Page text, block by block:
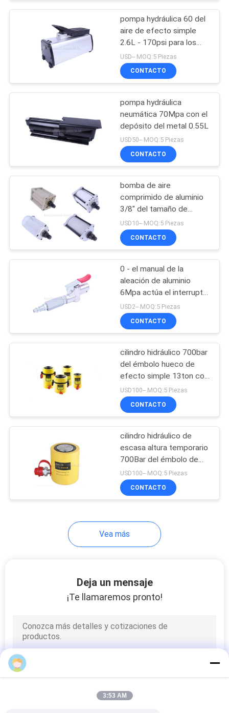
válvula de chorro de
pulso
Pompa hydráulica
del aire
Vibrador neumático
Cilindro neumático
del aire
60
tratamiento de la
Accesorios de tubo
neumático
extractor hydráulico
pompa hydráulica 60 del
aire de efecto simple
2.6L - 170psi para los
extractores hydráulicos
USD-- MOQ:5 Piezas
CONTACTO
pompa hydráulica
neumática 70Mpa con el
depósito del metal 0.55L
USD50-- MOQ:5 Piezas
CONTACTO
bomba de aire
comprimido de aluminio
3/8" del tamaño de
diámetro interior de 70m
m 2Mpa - 6Mpa para
gato hydráulico
USD10-- MOQ:5 Piezas
CONTACTO
0 - el manual de la
aleación de aluminio
6Mpa actúa el interruptor
del aire para la pompa
hydráulica
USD2-- MOQ:5 Piezas
CONTACTO
cilindro hidráulico 700bar
del émbolo hueco de
efecto simple 13ton con
la bomba de mano
USD100-- MOQ:5 Piezas
CONTACTO
cilindro hidráulico de
escasa altura temporario
700Bar del émbolo de
50T Sinle
USD100-- MOQ:5 Piezas
CONTACTO
Vea más
Deja un mensaje
¡Te llamaremos pronto!
3:53 AM